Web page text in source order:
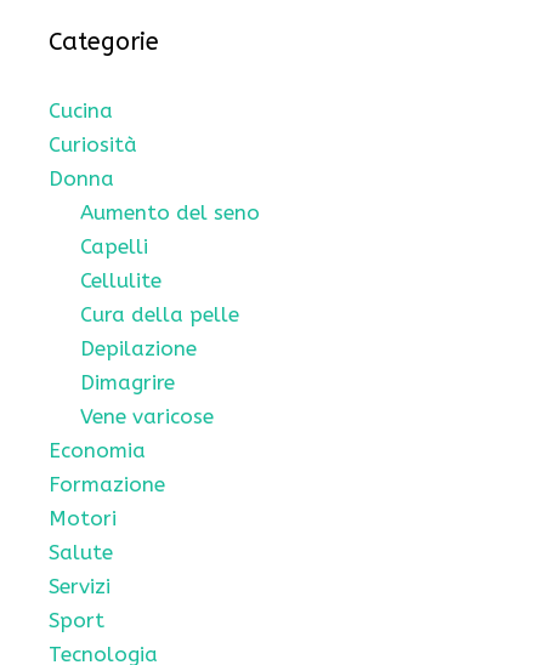
Categorie
Cucina
Curiosità
Donna
Aumento del seno
Capelli
Cellulite
Cura della pelle
Depilazione
Dimagrire
Vene varicose
Economia
Formazione
Motori
Salute
Servizi
Sport
Tecnologia